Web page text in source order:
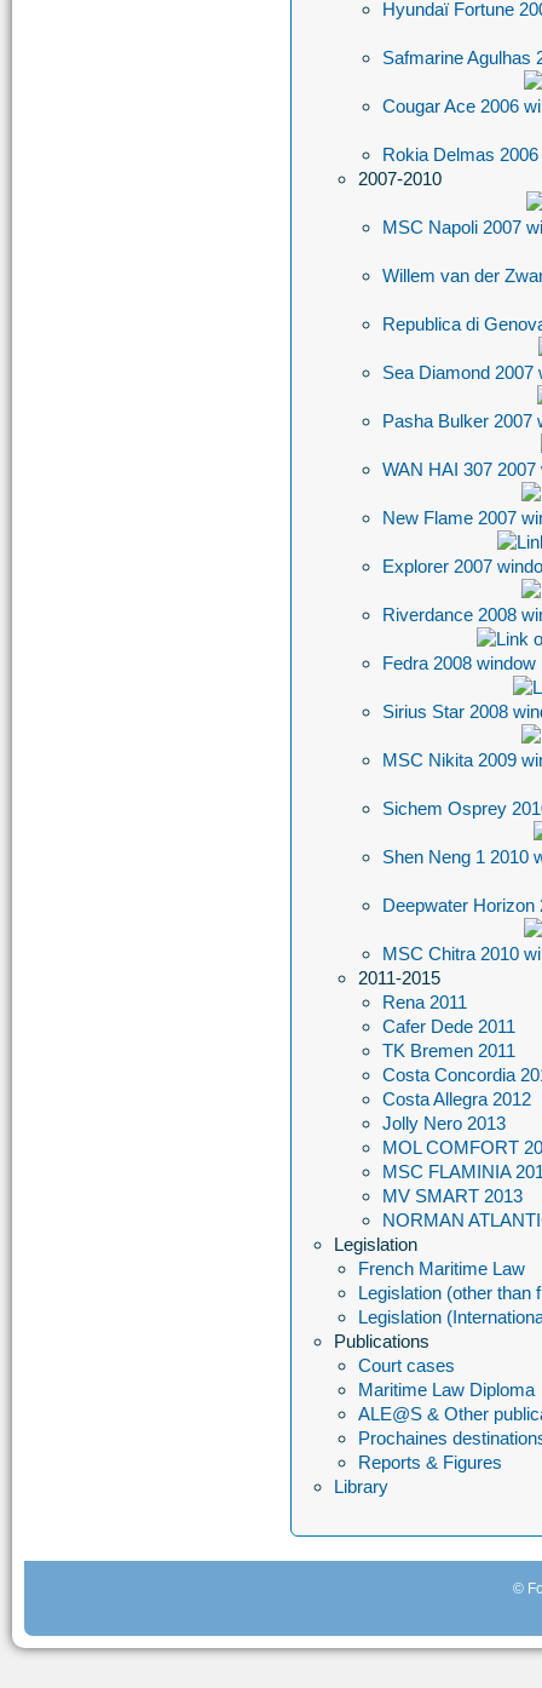
Hyundaï Fortune
Safmarine Agulhas
Cougar Ace 2006
Rokia Delmas 2006
2007-2010
MSC Napoli 2007
Willem van der
Republica di
Sea Diamond 2007
Pasha Bulker 2007
WAN HAI 307 2007
New Flame 2007
Explorer 2007
Riverdance 2008
Fedra 2008
Sirius Star 2008
MSC Nikita 2009
Sichem Osprey
Shen Neng 1 2010
Deepwater
MSC Chitra 2010
2011-2015
Rena 2011
Cafer Dede 2011
TK Bremen 2011
Costa Concordia
Costa Allegra 2012
Jolly Nero 2013
MOL COMFORT
MSC FLAMINIA
MV SMART 2013
NORMAN
Legislation
French Maritime Law
Legislation (other than
Legislation
Publications
Court cases
Maritime Law Diploma
ALE@S & Other
Prochaines
Reports & Figures
Library
©